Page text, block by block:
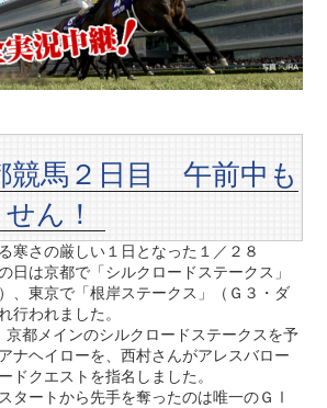
競馬２日目 午前中も
ん！
寒さの厳しい１日となった１／２８
日は京都で「シルクロードステークス」
、東京で「根岸ステークス」（Ｇ３・ダ
行われました。
京都メインのシルクロードステークスを予
ナヘイローを、西村さんがアレスバロー
ドクエストを指名しました。
タートから先手を奪ったのは唯一のＧⅠ